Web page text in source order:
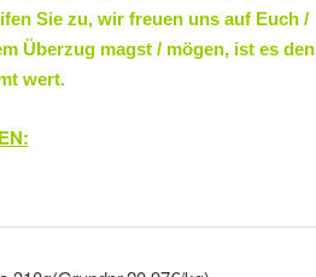
Sie zu, wir freuen uns auf Euch /
Überzug magst / mögen, ist es den
wert.